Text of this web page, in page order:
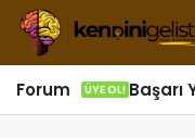
Forum ÜYE OL! Başarı